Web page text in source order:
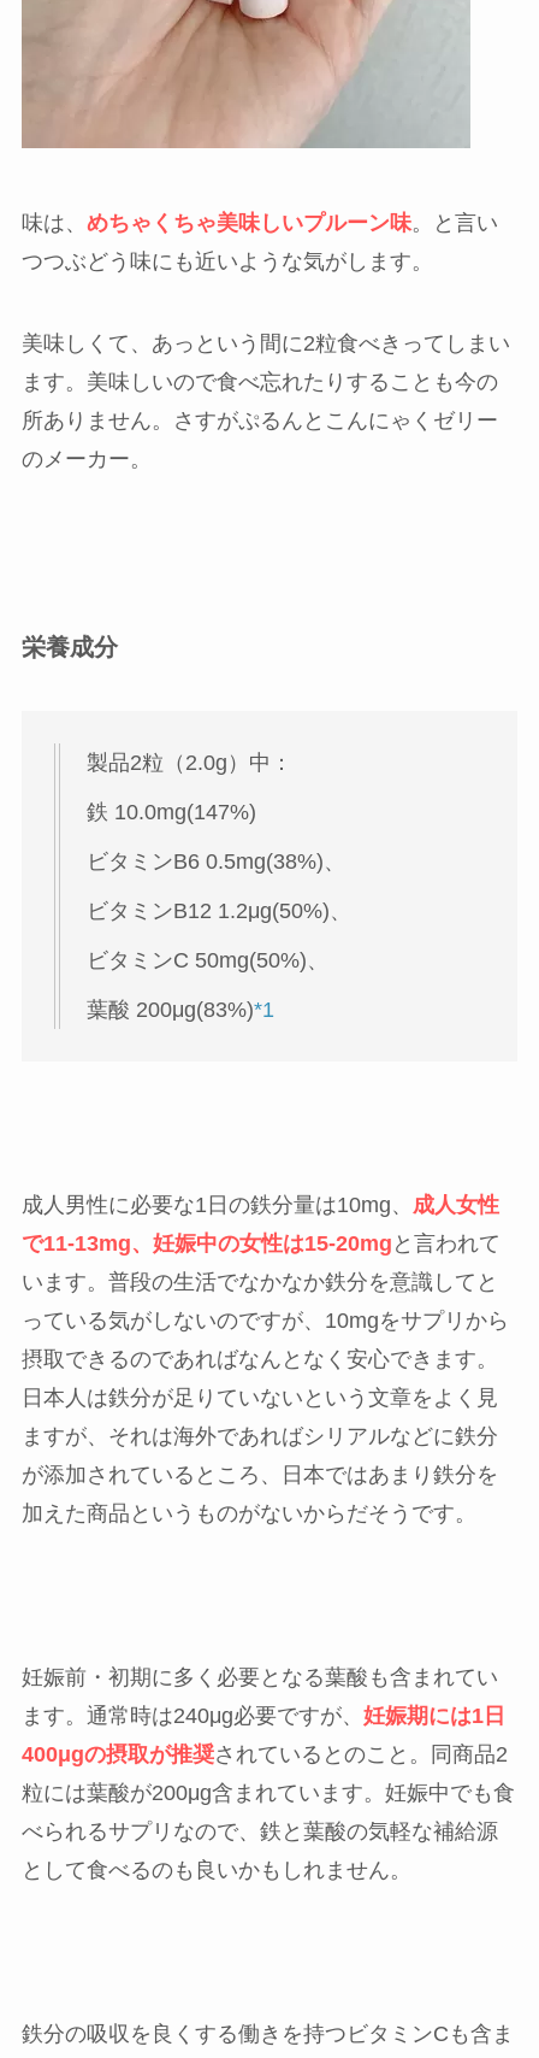
味は、 めちゃくちゃ美味しいプルーン味。と言い
つつぶどう味にも近いような気がします。
美味しくて、あっという間に2粒食べきってしまい
ます。美味しいので食べ忘れたりすることも今の
所ありません。さすがぷるんとこんにゃくゼリー
のメーカー。
栄養成分
製品2粒（2.0g）中：
鉄 10.0mg(147%)
ビタミンB6 0.5mg(38%)、
ビタミンB12 1.2μg(50%)、
ビタミンC 50mg(50%)、
葉酸 200μg(83%)*1
成人男性に必要な1日の鉄分量は10mg、 成人女性
で11-13mg、妊娠中の女性は15-20mg と言われて
います。普段の生活でなかなか鉄分を意識してと
っている気がしないのですが、10mgをサプリから
摂取できるのであればなんとなく安心できます。
日本人は鉄分が足りていないという文章をよく見
ますが、それは海外であればシリアルなどに鉄分
が添加されているところ、日本ではあまり鉄分を
加えた商品というものがないからだそうです。
妊娠前・初期に多く必要となる葉酸も含まれてい
ます。通常時は240μg必要ですが、 妊娠期には1日
400μgの摂取が推奨されているとのこと。同商品2
粒には葉酸が200μg含まれています。妊娠中でも食
べられるサプリなので、鉄と葉酸の気軽な補給源
として食べるのも良いかもしれません。
鉄分の吸収を良くする働きを持つビタミンCも含ま